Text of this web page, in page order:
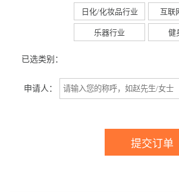
日化/化妆品行业 互联
乐器行业 健
已选类别：
申请人：